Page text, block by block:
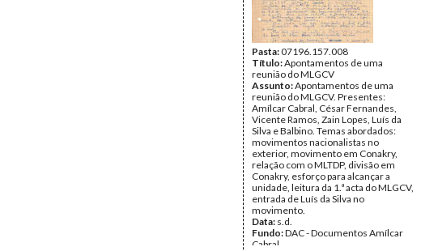
Pasta:07196.157.008
Título:Apontamentos de uma
reunião do MLGCV
Assunto:Apontamentos de uma
reunião do MLGCV. Presentes:
Amílcar Cabral, César Fernandes,
Vicente Ramos, Zain Lopes, Luís da
Silva e Balbino. Temas abordados:
movimentos nacionalistas no
exterior, movimento em Conakry,
relação com o MLTDP, divisão em
Conakry, esforço para alcançar a
unidade, leitura da 1.ª acta do MLGCV,
entrada de Luís da Silva no
movimento.
Data: s.d.
Fundo:DAC - Documentos Amílcar
Cabral